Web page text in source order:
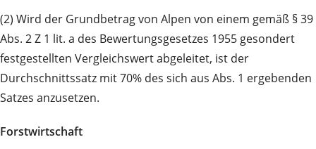
(2) Wird der Grundbetrag von Alpen von einem gemäß § 39
Abs. 2 Z 1 lit. a des Bewertungsgesetzes 1955 gesondert
festgestellten Vergleichswert abgeleitet, ist der
Durchschnittssatz mit 70% des sich aus Abs. 1 ergebenden
Satzes anzusetzen.
Forstwirtschaft